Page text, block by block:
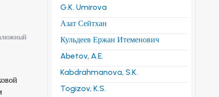
G.K. Umirova
Азат Сейтхан
Кульдеев Ержан Итеменович
Abetov, A.E.
Kabdrahmanova, S.K.
Togizov, K.S.